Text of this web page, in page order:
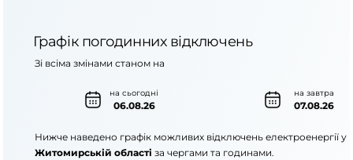
Графік погодинних відключень
на сьогодні
06.08.26
на завтра
07.08.26
Зі всіма змінами станом на
Нижче наведено графік можливих відключень електроенергії у
Житомирській області за чергами та годинами.